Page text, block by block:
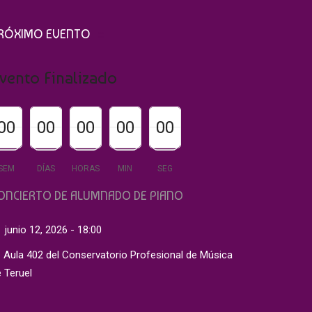
EVENTO
Finalizado
00
00
00
DÍAS
00
00
00
HORAS
00
00
00
MIN
00
00
00
SEG
DE ALUMNADO DE PIANO
junio 12, 2026 - 18:00
Aula 402 del Conservatorio Profesional de Música
Teruel